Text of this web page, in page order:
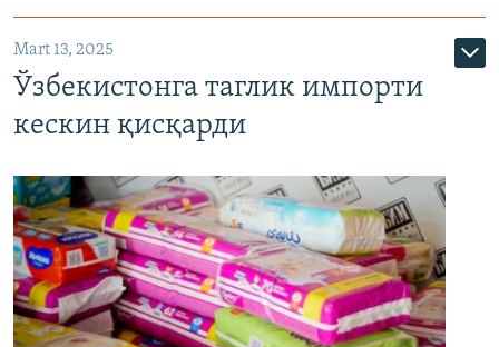
Mart 13, 2025
Ўзбекистонга таглик импорти
кескин қисқарди